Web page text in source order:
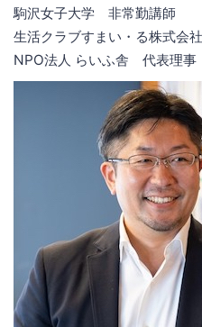
駒沢女子大学 非常勤講師
生活クラブすまい・る株式会
NPO法人 らいふ舎 代表理事